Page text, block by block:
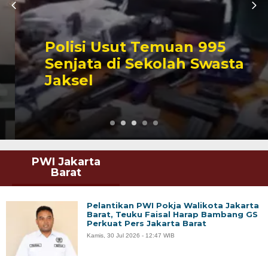
Polisi Usut Temuan 995
Senjata di Sekolah Swasta
Jaksel
PWI Jakarta
Barat
Pelantikan PWI Pokja Walikota Jakarta
Barat, Teuku Faisal Harap Bambang GS
Perkuat Pers Jakarta Barat
Kamis, 30 Jul 2026 - 12:47 WIB